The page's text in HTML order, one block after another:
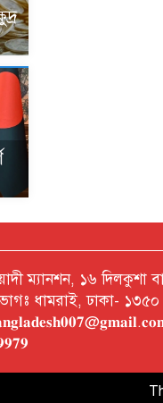
ম্যানশন, ১৬ দিলকুশা
ধামরাই, ঢাকা- ১৩৫০